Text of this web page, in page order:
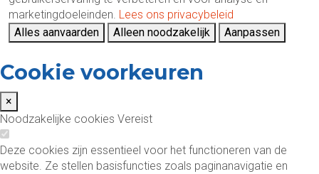
marketingdoeleinden. Lees ons privacybeleid
Alles aanvaarden
Alleen noodzakelijk Aanpassen
Cookie voorkeuren
×
Noodzakelijke cookies Vereist
Deze cookies zijn essentieel voor het functioneren van de
website. Ze stellen basisfuncties zoals paginanavigatie en